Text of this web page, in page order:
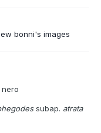
bonni's images
subap. atrata